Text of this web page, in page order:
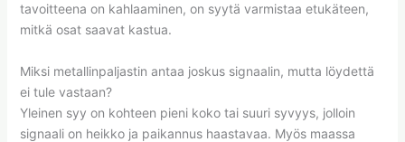
tavoitteena on kahlaaminen, on syytä varmistaa etukäteen,
mitkä osat saavat kastua.
Miksi metallinpaljastin antaa joskus signaalin, mutta löydettä
ei tule vastaan?
Yleinen syy on kohteen pieni koko tai suuri syvyys, jolloin
signaali on heikko ja paikannus haastavaa. Myös maassa